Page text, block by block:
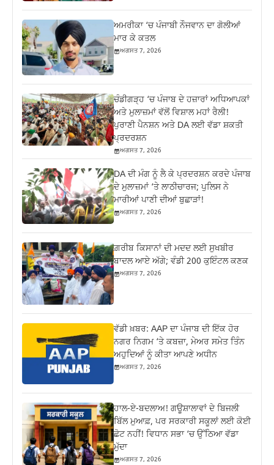
ਅਮਰੀਕਾ ‘ਚ ਪੰਜਾਬੀ ਨੌਜਵਾਨ ਦਾ ਗੋਲੀਆਂ
ਮਾਰ ਕੇ ਕਤਲ
ਅਗਸਤ 7, 2026
ਚੰਡੀਗੜ੍ਹ ‘ਚ ਪੰਜਾਬ ਦੇ ਹਜ਼ਾਰਾਂ ਅਧਿਆਪਕਾਂ
ਅਤੇ ਮੁਲਾਜ਼ਮਾਂ ਵੱਲੋਂ ਵਿਸ਼ਾਲ ਮਹਾਂ ਰੈਲੀ!
ਪੁਰਾਣੀ ਪੈਨਸ਼ਨ ਅਤੇ DA ਲਈ ਵੱਡਾ ਸ਼ਕਤੀ
ਪ੍ਰਦਰਸ਼ਨ
ਅਗਸਤ 7, 2026
DA ਦੀ ਮੰਗ ਨੂੰ ਲੈ ਕੇ ਪ੍ਰਦਰਸ਼ਨ ਕਰਦੇ ਪੰਜਾਬ
ਦੇ ਮੁਲਾਜ਼ਮਾਂ ‘ਤੇ ਲਾਠੀਚਾਰਜ; ਪੁਲਿਸ ਨੇ
ਮਾਰੀਆਂ ਪਾਣੀ ਦੀਆਂ ਬੁਛਾੜਾਂ!
ਅਗਸਤ 7, 2026
ਗ਼ਰੀਬ ਕਿਸਾਨਾਂ ਦੀ ਮਦਦ ਲਈ ਸੁਖਬੀਰ
ਬਾਦਲ ਆਏ ਅੱਗੇ; ਵੰਡੀ 200 ਕੁਇੰਟਲ ਕਣਕ
ਅਗਸਤ 7, 2026
ਵੱਡੀ ਖ਼ਬਰ: AAP ਦਾ ਪੰਜਾਬ ਦੀ ਇੱਕ ਹੋਰ
ਨਗਰ ਨਿਗਮ ‘ਤੇ ਕਬਜ਼ਾ, ਮੇਅਰ ਸਮੇਤ ਤਿੰਨ
ਅਹੁਦਿਆਂ ਨੂੰ ਕੀਤਾ ਆਪਣੇ ਅਧੀਨ
ਅਗਸਤ 7, 2026
ਹਾਲ-ਏ-ਬਦਲਾਅ! ਗਊਸ਼ਾਲਾਵਾਂ ਦੇ ਬਿਜਲੀ
ਬਿੱਲ ਮੁਆਫ਼, ਪਰ ਸਰਕਾਰੀ ਸਕੂਲਾਂ ਲਈ ਕੋਈ
ਛੋਟ ਨਹੀਂ! ਵਿਧਾਨ ਸਭਾ ‘ਚ ਉੱਠਿਆ ਵੱਡਾ
ਮੁੱਦਾ
ਅਗਸਤ 7, 2026